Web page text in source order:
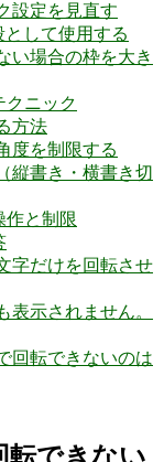
設定を見直す
して使用する
い場合の枠を大き
クニック
方法
度を制限する
縦書き・横書き切
作と制限
字だけを回転させ
表示されません。
回転できないのは
できない